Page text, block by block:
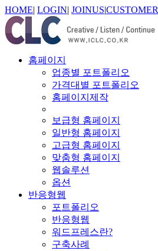
HOME| LOGIN| JOINUS|CUSTOMER
홈페이지
업종별 포트폴리오
가격대별 포트폴리오
홈페이지제작
보급형 홈페이지
일반형 홈페이지
고급형 홈페이지
맞춤형 홈페이지
웹솔루션
옵션
반응형웹
포트폴리오
반응형웹
워드프레스란?
구축사례